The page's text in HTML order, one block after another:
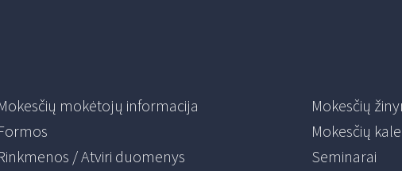
mokėtojų informacija
/ Atviri duomenys
Mokesčių
Mokesčių
Seminarai